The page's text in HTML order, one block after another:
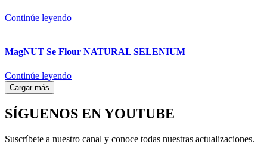
Continúe leyendo
MagNUT Se Flour NATURAL SELENIUM
Continúe leyendo
Cargar más
SÍGUENOS EN YOUTUBE
Suscríbete a nuestro canal y conoce todas nuestras actualizaciones.